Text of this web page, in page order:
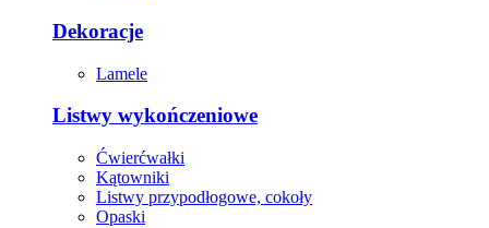
Dekoracje
Lamele
Listwy wykończeniowe
Ćwierćwałki
Kątowniki
Listwy przypodłogowe, cokoły
Opaski